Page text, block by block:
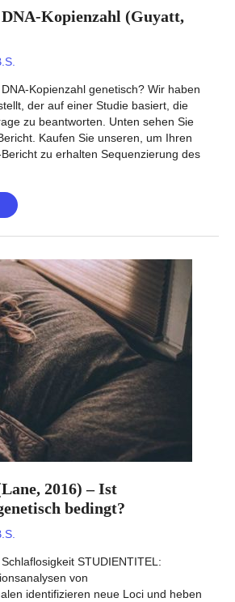
Kopienzahl (Guyatt,
Kopienzahl genetisch? Wir haben
der auf einer Studie basiert, die
zu beantworten. Unten sehen Sie
Kaufen Sie unseren, um Ihren
zu erhalten Sequenzierung des
2016) – Ist
bedingt?
STUDIENTITEL:
von
identifizieren neue Loci und heben